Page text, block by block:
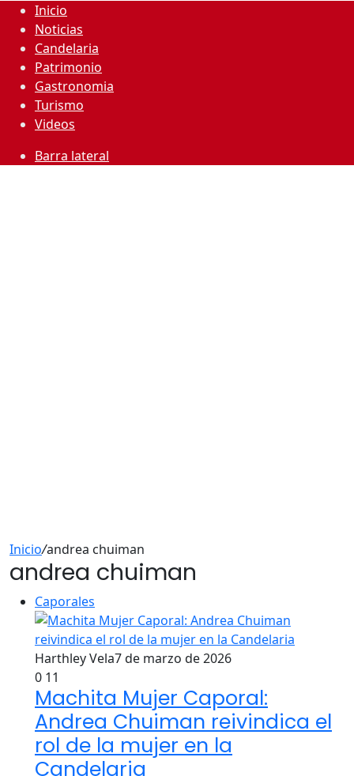
Inicio
Noticias
Candelaria
Patrimonio
Gastronomia
Turismo
Videos
Barra lateral
Inicio/andrea chuiman
andrea chuiman
Caporales
Harthley Vela7 de marzo de 2026
0 11
Machita Mujer Caporal:
Andrea Chuiman reivindica el
rol de la mujer en la
Candelaria